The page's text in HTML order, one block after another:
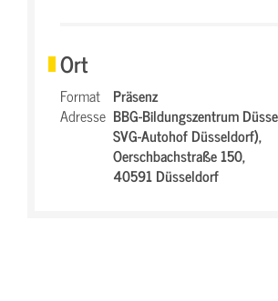
Ort
Format Präsenz
Adresse BBG-Bildungszentrum
SVG-Autohof Düsseldorf),
Oerschbachstraße 150,
40591 Düsseldorf